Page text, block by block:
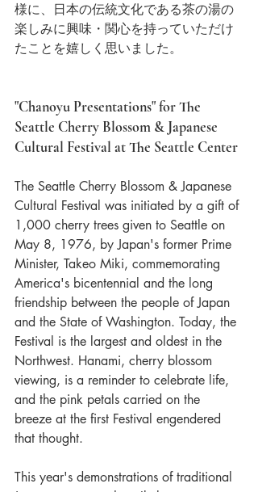
様に、日本の伝統文化である茶の湯の
楽しみに興味・関心を持っていただけ
たことを嬉しく思いました。
"Chanoyu Presentations" for The
Seattle Cherry Blossom & Japanese
Cultural Festival at The Seattle Center
The Seattle Cherry Blossom & Japanese
Cultural Festival was initiated by a gift of
1,000 cherry trees given to Seattle on
May 8, 1976, by Japan's former Prime
Minister, Takeo Miki, commemorating
America's bicentennial and the long
friendship between the people of Japan
and the State of Washington. Today, the
Festival is the largest and oldest in the
Northwest. Hanami, cherry blossom
viewing, is a reminder to celebrate life,
and the pink petals carried on the
breeze at the first Festival engendered
that thought.
This year's demonstrations of traditional